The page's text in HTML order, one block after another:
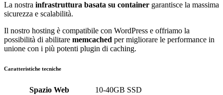
La nostra infrastruttura basata su container garantisce la massima
sicurezza e scalabilità.
Il nostro hosting è compatibile con WordPress e offriamo la
possibilità di abilitare memcached per migliorare le performance in
unione con i più potenti plugin di caching.
Caratteristiche tecniche
Spazio Web
10-40GB SSD